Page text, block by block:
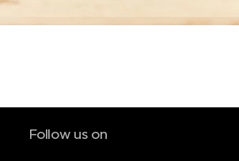
Follow us on